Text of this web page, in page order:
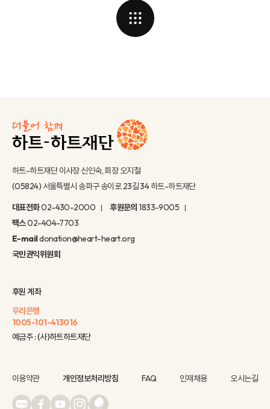
하트-하트재단 이사장 신인숙, 회장 오지철
(05824) 서울특별시 송파구 송이로 23길 34 하트-하트재단
대표전화02-430-2000 후원문의1833-9005
팩스02-404-7703
E-maildonation@heart-heart.org
국민권익위원회
후원 계좌
우리은행
1005-101-413016
예금주 : (사)하트하트재단
이용약관 개인정보처리방침 FAQ 인재채용 오시는길